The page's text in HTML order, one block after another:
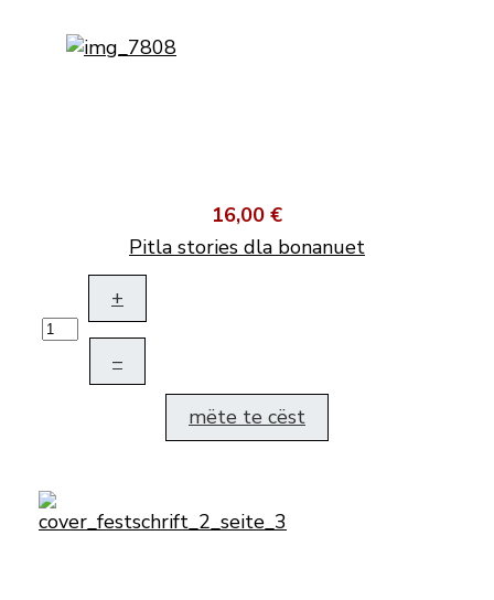
16,00 €
Pitla stories dla bonanuet
+
–
mëte te cëst